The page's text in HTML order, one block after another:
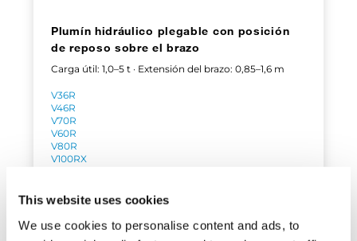
This website uses cookies
We use cookies to personalise content and ads, to
Plumín hidráulico plegable con posición
de reposo sobre el brazo
Carga útil: 1,0–5 t · Extensión del brazo: 0,85–1,6 m
V36R
V46R
V70R
V60R
V80R
V100RX
V160R
V160RC